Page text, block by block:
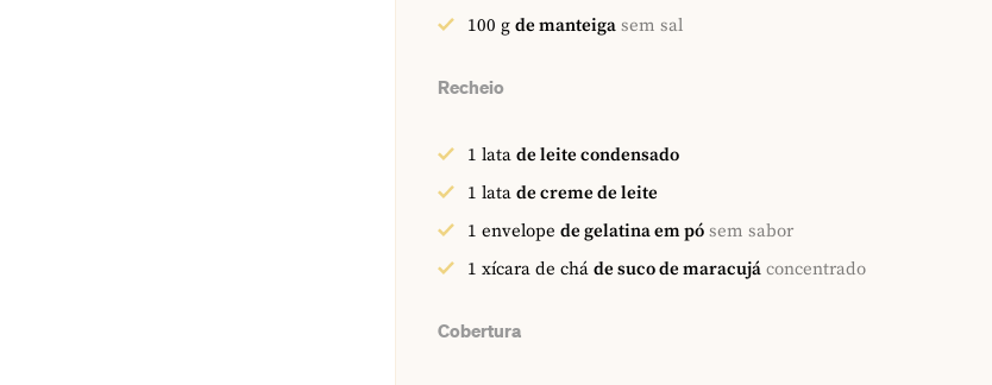
100 g de manteiga sem sal
Recheio
1 lata de leite condensado
1 lata de creme de leite
1 envelope de gelatina em pó sem sabor
1 xícara de chá de suco de maracujá concentrado
Cobertura